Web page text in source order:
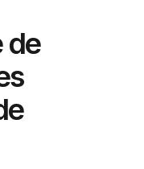
de